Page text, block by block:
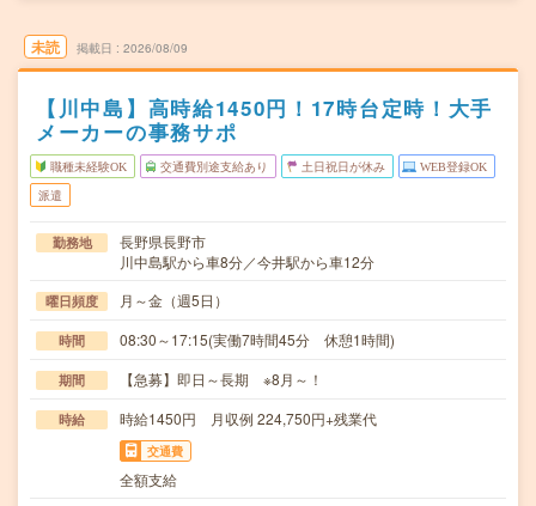
未読 掲載日 2026/08/09
【川中島】高時給1450円！17時台定時！大手
メーカーの事務サポ
職種未経験OK 交通費別途支給あり 土日祝日が休み WEB登録OK
派遣
勤務地
長野県長野市
川中島駅から車8分／今井駅から車12分
曜日頻度 月～金（週5日）
時間 08:30～17:15(実働7時間45分 休憩1時間)
期間 【急募】即日～長期 ※8月～！
時給 時給1450円 月収例 224,750円+残業代
交通費
全額支給